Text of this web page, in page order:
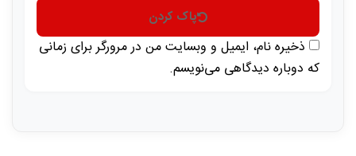
پاک کردن
ذخیره نام، ایمیل و وبسایت من در مرورگر برای زمانی
که دوباره دیدگاهی می‌نویسم.